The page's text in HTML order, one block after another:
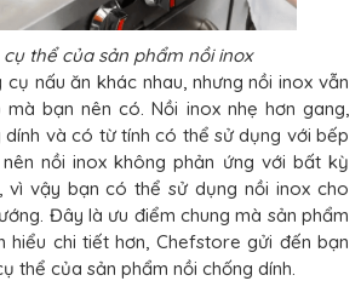
cụ thể của sản phẩm nồi inox
nấu ăn khác nhau, nhưng nồi inox vẫn
bạn nên có. Nồi inox nhẹ hơn gang,
và có từ tính có thể sử dụng với bếp
nồi inox không phản ứng với bất kỳ
vì vậy bạn có thể sử dụng nồi inox cho
Đây là ưu điểm chung mà sản phẩm
hiểu chi tiết hơn, Chefstore gửi đến bạn
thể của sản phẩm nồi chống dính.